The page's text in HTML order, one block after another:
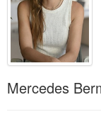
Mercedes